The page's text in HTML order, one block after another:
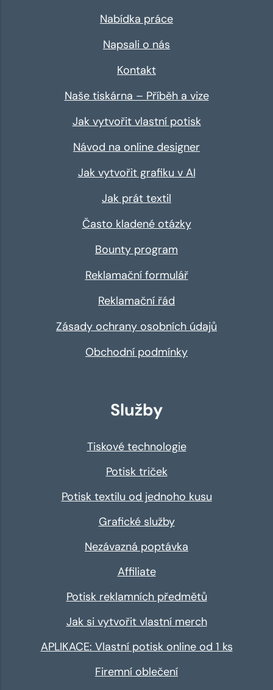
Nabídka práce
Napsali o nás
Kontakt
Naše tiskárna – Příběh a vize
Jak vytvořit vlastní potisk
Návod na online designer
Jak vytvořit grafiku v AI
Jak prát textil
Často kladené otázky
Bounty program
Reklamační formulář
Reklamační řád
Zásady ochrany osobních údajů
Obchodní podmínky
Služby
Tiskové technologie
Potisk triček
Potisk textilu od jednoho kusu
Grafické služby
Nezávazná poptávka
Affiliate
Potisk reklamních předmětů
Jak si vytvořit vlastní merch
APLIKACE: Vlastní potisk online od 1 ks
Firemní oblečení